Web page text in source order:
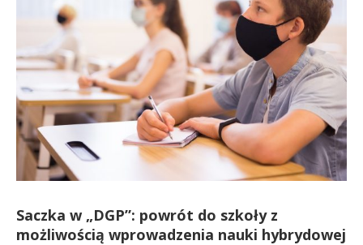
Saczka w „DGP”: powrót do szkoły z
możliwością wprowadzenia nauki hybrydowej